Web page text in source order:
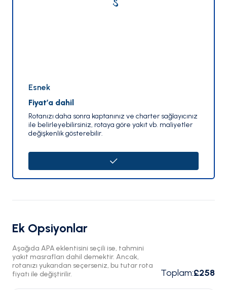
Esnek
Fiyat’a dahil
Rotanızı daha sonra kaptanınız ve charter sağlayıcınız
ile belirleyebilirsiniz, rotaya göre yakıt vb. maliyetler
değişkenlik gösterebilir.
Ek Opsiyonlar
Aşağıda APA eklentisini seçili ise, tahmini
yakıt masrafları dahil demektir. Ancak,
rotanızı yukarıdan seçerseniz, bu tutar rota
fiyatı ile değiştirilir.
Toplam:£258